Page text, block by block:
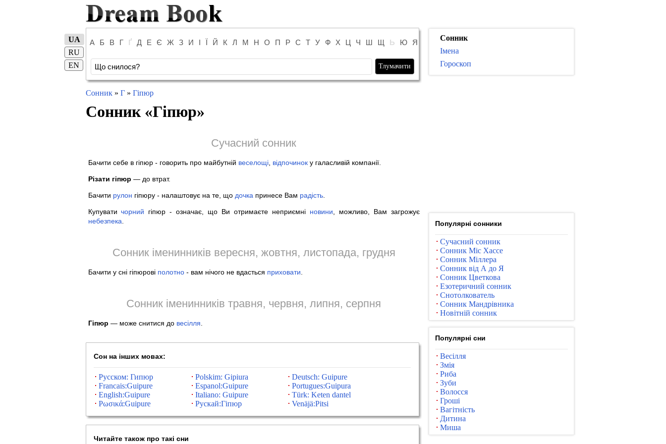
А Б В Г Ґ Д Е Є Ж З И І Ї Й К Л М Н О П Р С Т У Ф Х Ц Ч Ш Щ Ь Ю Я
UA
RU
EN
Сонник» Г» Гіпюр
Сонник «Гіпюр»
Сучасний сонник
Бачити себе в гіпюр - говорить про майбутній веселощі, відпочиноку галасливій компанії.
Різати гіпюр — до втрат.
Бачити рулон гіпюру - налаштовує на те, що дочка принесе Вам радість.
Купуватичорний гіпюр - означає, що Ви отримаєте неприємні новини , можливо, Вам загрожує
небезпека
Сонник іменинників вересня, жовтня, листопада, грудня
Бачити у сні гіпюрові полотно- вам нічого не вдасться приховати
Сонник іменинників травня, червня, липня, серпня
Гіпюр — може снитися до весілля
Сон на інших мовах:
Русском: Гипюр Polskim: Gipiura
Deutsch: Guipure
Francais:Guipure
Espanol:Guipure
Portugues:Guipura
English:Guipure
Italiano: Guipure
Türk: Keten dantel
Ρωσικά:Guipure
Рускай:Гіпюр Venäjä:Pitsi
Читайте також про такі сни
Сонник
Імена
Гороскоп
Популярні сонники
Сучасний сонник
Сонник Міс Хассе
Сонник Міллера
Сонник від А до Я
Сонник Цветкова
Езотеричний сонник
Снотолкователь
Сонник Мандрівника
Новітній сонник
Популярні сни
Весілля
Змія
Риба
Зуби
Волосся
Гроші
Вагітність
Дитина
Миша